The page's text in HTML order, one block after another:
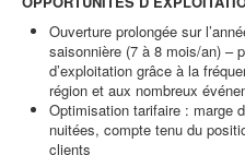
Ouverture prolongée sur
saisonnière (7 à 8 mois/an) –
d’exploitation grâce à la
région et aux nombreux
Optimisation tarifaire : marge
nuitées, compte tenu du
clients